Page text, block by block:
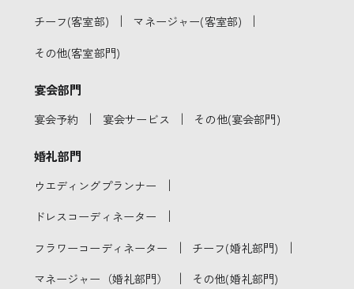
チーフ(客室部) ｜ マネージャー(客室部) ｜
その他(客室部門)
宴会部門
宴会予約 ｜ 宴会サービス ｜ その他(宴会部門)
婚礼部門
ウエディングプランナー ｜
ドレスコーディネーター ｜
フラワーコーディネーター ｜ チーフ(婚礼部門) ｜
マネージャー（婚礼部門） ｜ その他(婚礼部門)